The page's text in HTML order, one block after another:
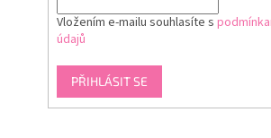
Vložením e-mailu souhlasíte s
údajů
PŘIHLÁSIT SE